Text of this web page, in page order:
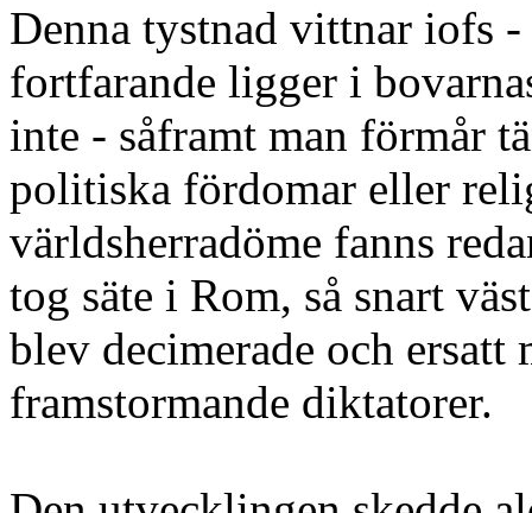
Denna tystnad vittnar iofs
fortfarande ligger i
inte - såframt man förmår
politiska fördomar eller
världsherradöme fanns
tog säte i Rom, så snart
blev decimerade och ersatt
framstormande diktatorer.